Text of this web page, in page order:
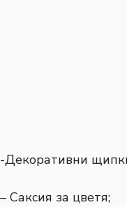
-Декоративни
– Саксия за цветя;